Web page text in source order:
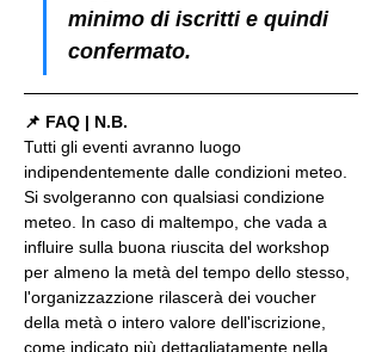
minimo di iscritti e quindi
confermato.
📌 FAQ | N.B.
Tutti gli eventi avranno luogo
indipendentemente dalle condizioni meteo.
Si svolgeranno con qualsiasi condizione
meteo. In caso di maltempo, che vada a
influire sulla buona riuscita del workshop
per almeno la metà del tempo dello stesso,
l'organizzazzione rilascerà dei voucher
della metà o intero valore dell'iscrizione,
come indicato più dettagliatamente nella